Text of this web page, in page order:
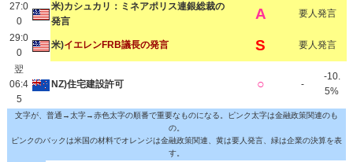
27:0
0
米)カシュカリ：ミネアポリス連銀総裁の
発言
A 要人発言
29:0
0
米)イエレンFRB議長の発言 S 要人発言
翌
06:4
5
NZ)住宅建設許可 ○ -
-10.
5%
文字が、普通→太字→赤色太字の順番で重要なものになる。ピンク太字は金融政策関連のも
の。
ピンクのバックは米国の材料でオレンジは金融政策関連、黄は要人発言、緑は企業の決算を表
す。